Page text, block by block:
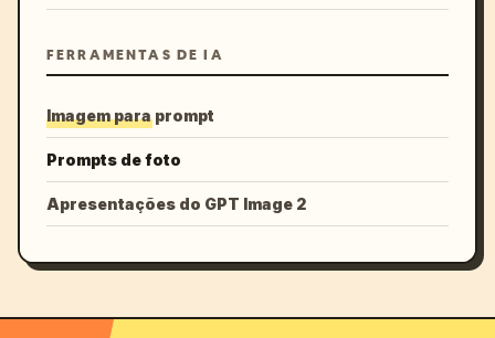
FERRAMENTAS DE IA
Imagem para prompt
Prompts de foto
Apresentações do GPT Image 2